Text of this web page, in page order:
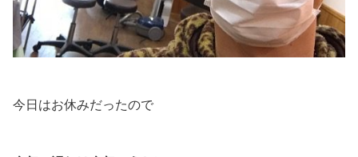
今日はお休みだったので